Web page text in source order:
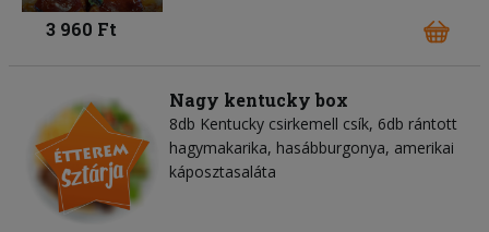
3 960 Ft
Nagy kentucky box
8db Kentucky csirkemell csík, 6db rántott
hagymakarika, hasábburgonya, amerikai
káposztasaláta